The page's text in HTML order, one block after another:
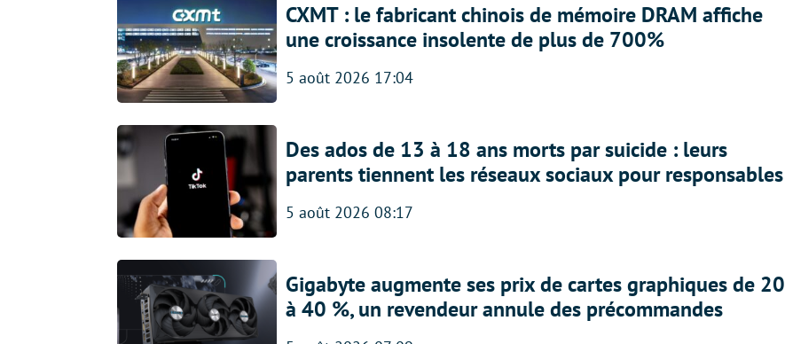
CXMT : le fabricant chinois de mémoire DRAM affiche
une croissance insolente de plus de 700%
5 août 2026 17:04
Des ados de 13 à 18 ans morts par suicide : leurs
parents tiennent les réseaux sociaux pour responsables
5 août 2026 08:17
Gigabyte augmente ses prix de cartes graphiques de 20
à 40 %, un revendeur annule des précommandes